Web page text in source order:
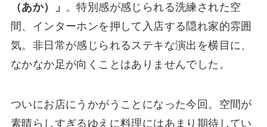
（あか）」 。特別感が感じられる洗練された空
間、インターホンを押して入店する隠れ家的雰囲
気。非日常が感じられるステキな演出を横目に、
なかなか足が向くことはありませんでした。
ついにお店にうかがうことになった今回。空間が
素晴らしすぎるゆえに料理にはあまり期待してい